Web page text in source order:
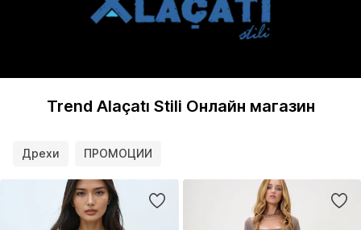
Trend Alaçatı Stili Онлайн магазин
Дрехи ПРОМОЦИИ